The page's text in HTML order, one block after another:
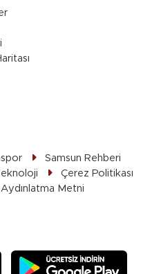
Samsun Rehberi
Çerez Politikası
Metni